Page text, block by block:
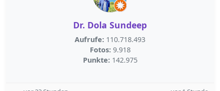
Dr. Dola Sundeep
Aufrufe: 110.718.493
Fotos: 9.918
Punkte: 142.975